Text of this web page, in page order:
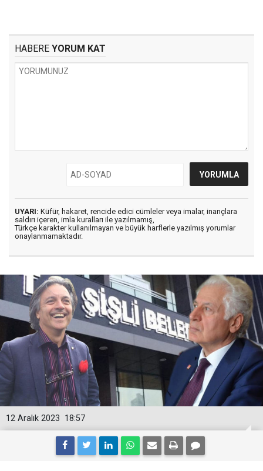
HABERE YORUM KAT
UYARI: Küfür, hakaret, rencide edici cümleler veya imalar, inançlara
saldırı içeren, imla kuralları ile yazılmamış,
Türkçe karakter kullanılmayan ve büyük harflerle yazılmış yorumlar
onaylanmamaktadır.
18:57
12 Aralık 2023